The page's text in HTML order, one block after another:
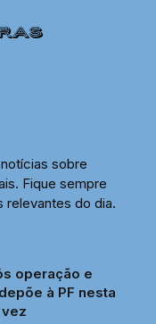
sobre
Fique sempre
relevantes do dia.
operação e
à PF nesta
vez